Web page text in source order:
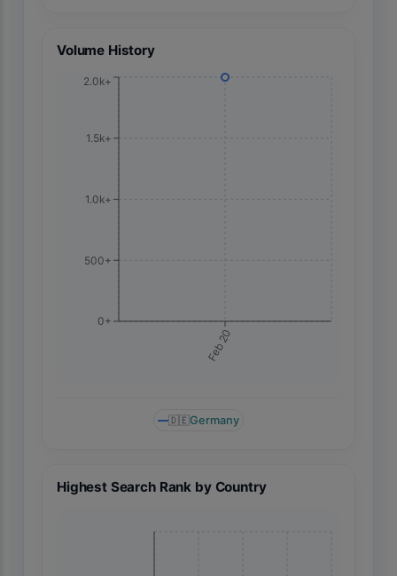
Volume History
Feb 20
0+
500+
1.0k+
1.5k+
2.0k+
🇩🇪Germany
Highest Search Rank by Country